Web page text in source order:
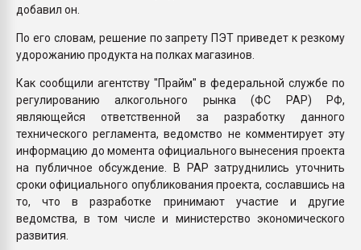
добавил он.
По его словам, решение по запрету ПЭТ приведет к резкому
удорожанию продукта на полках магазинов.
Как сообщили агентству "Прайм" в федеральной службе по
регулированию алкогольного рынка (ФС РАР) РФ,
являющейся ответственной за разработку данного
технического регламента, ведомство не комментирует эту
информацию до момента официального вынесения проекта
на публичное обсуждение. В РАР затруднились уточнить
сроки официального опубликования проекта, сославшись на
то, что в разработке принимают участие и другие
ведомства, в том числе и министерство экономического
развития.